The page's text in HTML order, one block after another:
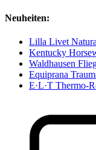
Neuheiten:
Lilla Livet
Kentucky
Waldhausen
Equiprana
E·L·T Thermo-